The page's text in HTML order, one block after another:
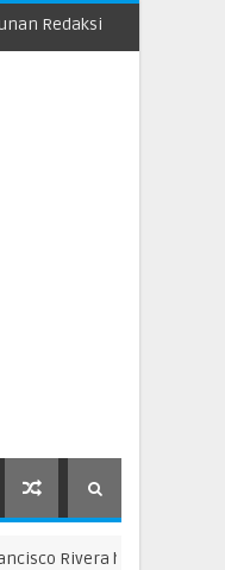
Redaksi
hingga Bonek Raih